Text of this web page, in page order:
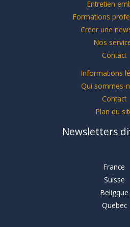
Entretien
Formations
Créer une
Nos
Contact
Informations
Qui sommes-
Contact
Plan du
Newsletters
France
Suisse
Beligque
Quebec